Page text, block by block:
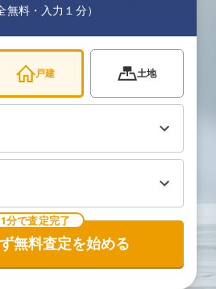
無料・入力１分）
戸建 土地
1分で査定完了
無料査定を始める